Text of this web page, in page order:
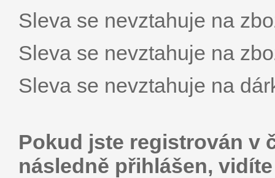
Sleva se nevztahuje na
Sleva se nevztahuje na
Sleva se nevztahuje na
Pokud jste registrován v
následně přihlášen,